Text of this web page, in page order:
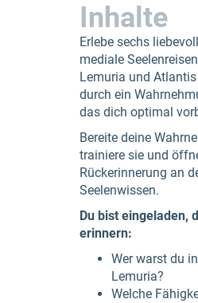
Inhalte
Erlebe sechs
mediale
Lemuria und
durch ein
das dich optimal
Bereite deine
trainiere sie und
Rückerinnerung an
Seelenwissen.
Du bist eingeladen,
erinnern:
Wer warst du
Lemuria?
Welche